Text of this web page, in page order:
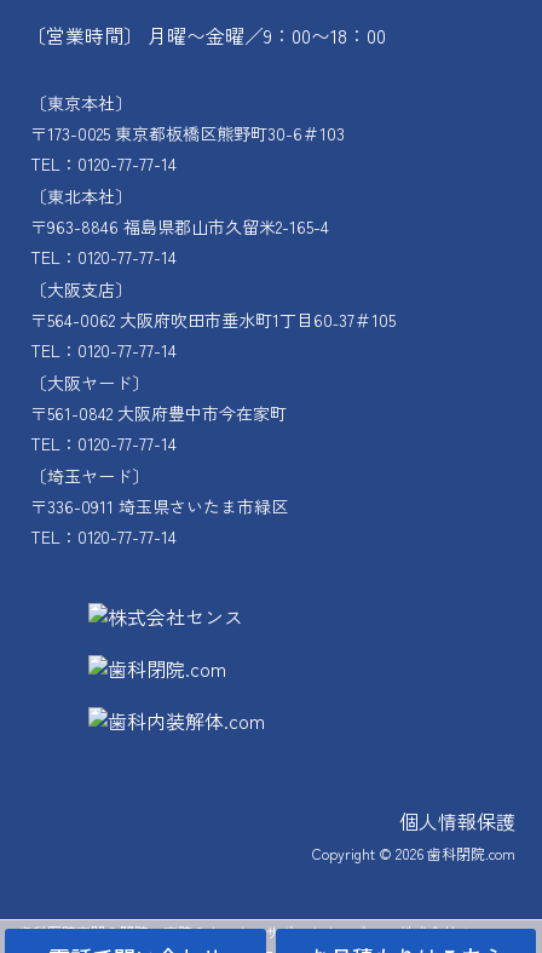
〔営業時間〕 月曜〜金曜／9：00〜18：00
〔東京本社〕
〒173-0025 東京都板橋区熊野町30-6＃103
TEL：0120-77-77-14
〔東北本社〕
〒963-8846 福島県郡山市久留米2-165-4
TEL：0120-77-77-14
〔大阪支店〕
〒564-0062 大阪府吹田市垂水町1丁目60₋37＃105
TEL：0120-77-77-14
〔大阪ヤード〕
〒561-0842 大阪府豊中市今在家町
TEL：0120-77-77-14
〔埼玉ヤード〕
〒336-0911 埼玉県さいたま市緑区
TEL：0120-77-77-14
個人情報保護
Copyright © 2026歯科閉院.com
歯科医院専門の閉院・廃院のトータルサポートカンパニー 株式会社 センス